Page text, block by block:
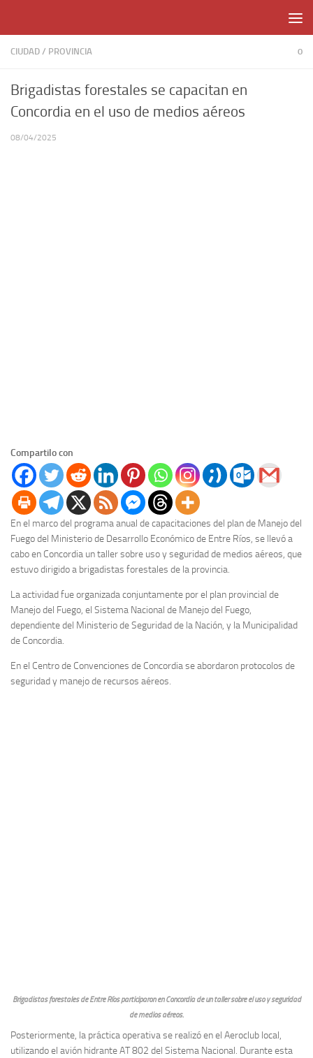
CIUDAD / PROVINCIA 0
Brigadistas forestales se capacitan en
Concordia en el uso de medios aéreos
08/04/2025
Compartilo con
En el marco del programa anual de capacitaciones del plan de Manejo del
Fuego del Ministerio de Desarrollo Económico de Entre Ríos, se llevó a
cabo en Concordia un taller sobre uso y seguridad de medios aéreos, que
estuvo dirigido a brigadistas forestales de la provincia.
La actividad fue organizada conjuntamente por el plan provincial de
Manejo del Fuego, el Sistema Nacional de Manejo del Fuego,
dependiente del Ministerio de Seguridad de la Nación, y la Municipalidad
de Concordia.
En el Centro de Convenciones de Concordia se abordaron protocolos de
seguridad y manejo de recursos aéreos.
Brigadistas forestales de Entre Ríos participaron en Concordia de un taller sobre el uso y seguridad
de medios aéreos.
Posteriormente, la práctica operativa se realizó en el Aeroclub local,
utilizando el avión hidrante AT 802 del Sistema Nacional. Durante esta